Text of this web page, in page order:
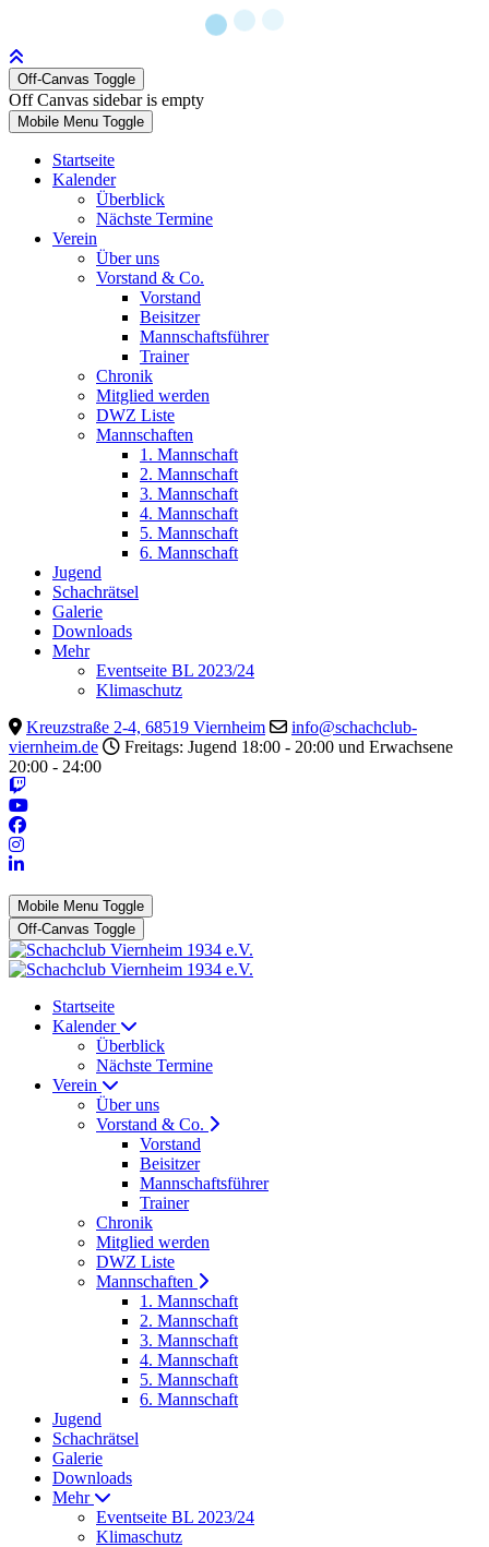
Off-Canvas Toggle
Off Canvas sidebar is empty
Mobile Menu Toggle
Startseite
Kalender
Überblick
Nächste Termine
Verein
Über uns
Vorstand & Co.
Vorstand
Beisitzer
Mannschaftsführer
Trainer
Chronik
Mitglied werden
DWZ Liste
Mannschaften
1. Mannschaft
2. Mannschaft
3. Mannschaft
4. Mannschaft
5. Mannschaft
6. Mannschaft
Jugend
Schachrätsel
Galerie
Downloads
Mehr
Eventseite BL 2023/24
Klimaschutz
Kreuzstraße 2-4, 68519 Viernheim
info@schachclub-
viernheim.de
Freitags: Jugend 18:00 - 20:00 und Erwachsene
20:00 - 24:00
Mobile Menu Toggle
Off-Canvas Toggle
Startseite
Kalender
Überblick
Nächste Termine
Verein
Über uns
Vorstand & Co.
Vorstand
Beisitzer
Mannschaftsführer
Trainer
Chronik
Mitglied werden
DWZ Liste
Mannschaften
1. Mannschaft
2. Mannschaft
3. Mannschaft
4. Mannschaft
5. Mannschaft
6. Mannschaft
Jugend
Schachrätsel
Galerie
Downloads
Mehr
Eventseite BL 2023/24
Klimaschutz